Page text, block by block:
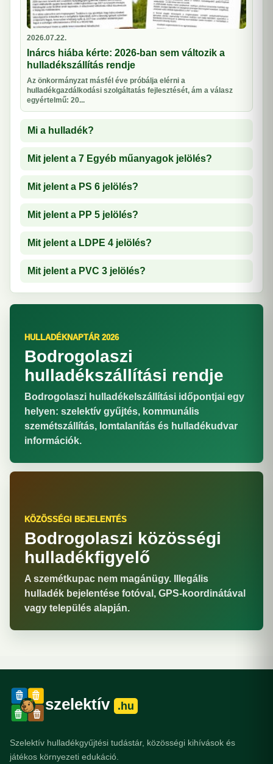
2026.07.22.
Inárcs hiába kérte: 2026-ban sem változik a
hulladékszállítás rendje
Az önkormányzat másfél éve próbálja elérni a
hulladékgazdálkodási szolgáltatás fejlesztését, ám a válasz
egyértelmű: 20...
Mi a hulladék?
Mit jelent a 7 Egyéb műanyagok jelölés?
Mit jelent a PS 6 jelölés?
Mit jelent a PP 5 jelölés?
Mit jelent a LDPE 4 jelölés?
Mit jelent a PVC 3 jelölés?
HULLADÉKNAPTÁR 2026
Bodrogolaszi
hulladékszállítási rendje
Bodrogolaszi hulladékelszállítási időpontjai egy
helyen: szelektív gyűjtés, kommunális
szemétszállítás, lomtalanítás és hulladékudvar
információk.
KÖZÖSSÉGI BEJELENTÉS
Bodrogolaszi közösségi
hulladékfigyelő
A szemétkupac nem magánügy. Illegális
hulladék bejelentése fotóval, GPS-koordinátával
vagy település alapján.
szelektív .hu
Szelektív hulladékgyűjtési tudástár, közösségi kihívások és
játékos környezeti edukáció.